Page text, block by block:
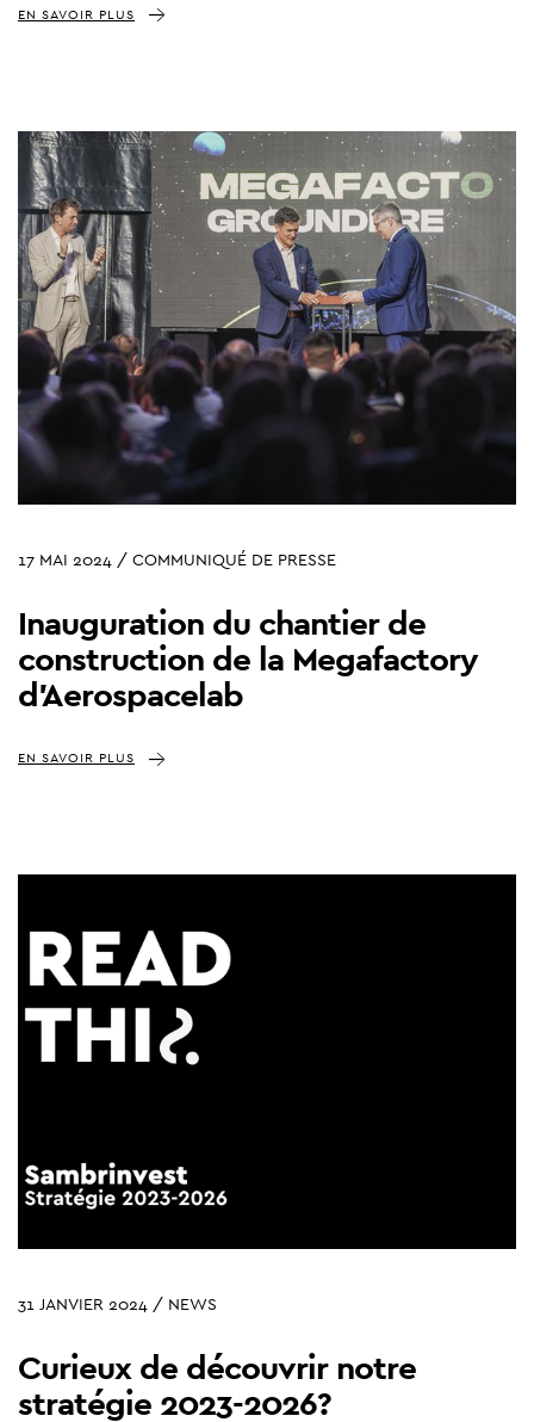
EN SAVOIR PLUS
17 MAI 2024 / COMMUNIQUÉ DE PRESSE
Inauguration du chantier de
construction de la Megafactory
d'Aerospacelab
EN SAVOIR PLUS
31 JANVIER 2024 / NEWS
Curieux de découvrir notre
stratégie 2023-2026?